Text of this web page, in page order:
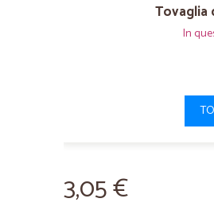
Tovaglia
In
3,05 €